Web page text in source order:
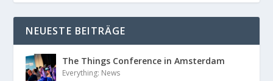
NEUESTE BEITRÄGE
The Things Conference in Amsterdam
Everything: News